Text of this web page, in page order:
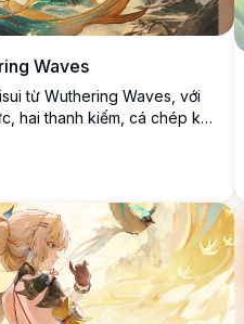
Waves
từ Wuthering Waves, với
hai thanh kiếm, cá chép koi
rỡ.